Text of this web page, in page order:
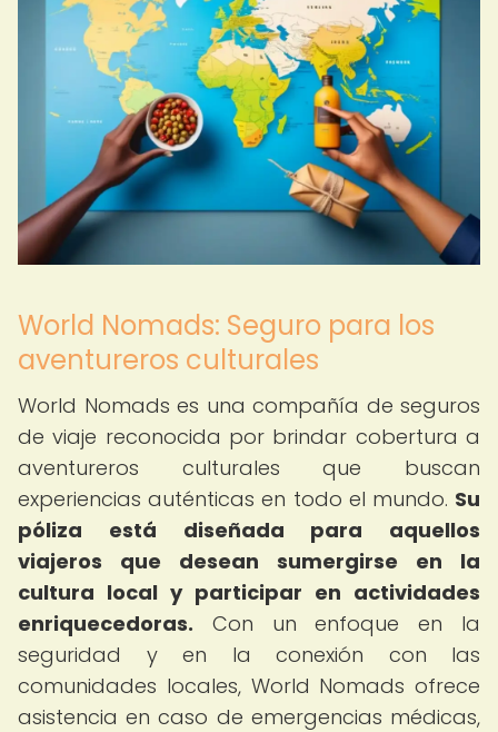
World Nomads: Seguro para los
aventureros culturales
World Nomads es una compañía de seguros
de viaje reconocida por brindar cobertura a
aventureros culturales que buscan
experiencias auténticas en todo el mundo. Su
póliza está diseñada para aquellos
viajeros que desean sumergirse en la
cultura local y participar en actividades
enriquecedoras. Con un enfoque en la
seguridad y en la conexión con las
comunidades locales, World Nomads ofrece
asistencia en caso de emergencias médicas,